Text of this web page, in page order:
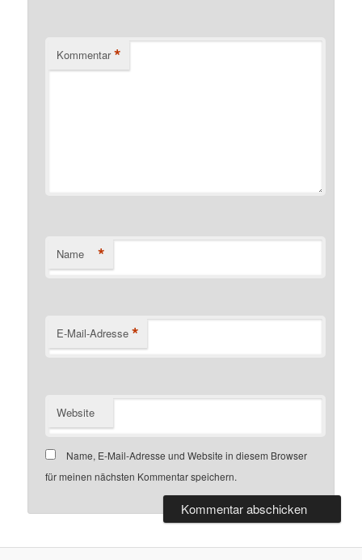
Kommentar *
Name *
E-Mail-Adresse *
Website
Name, E-Mail-Adresse und Website in diesem Browser
für meinen nächsten Kommentar speichern.